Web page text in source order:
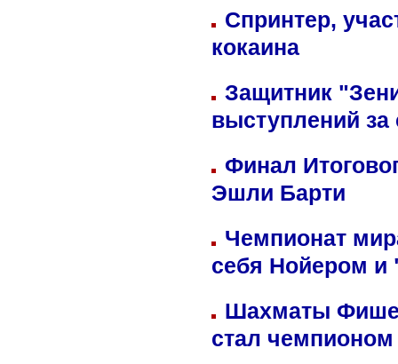
Спринтер,
кокаина
Защитник
выступлений
Финал
Эшли Барти
Чемпионат
себя Нойером и
Шахматы
стал